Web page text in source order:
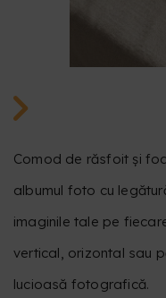
Comod de răsfoit și
albumul foto cu
imaginile tale pe
vertical, orizontal sau
lucioasă fotografică.